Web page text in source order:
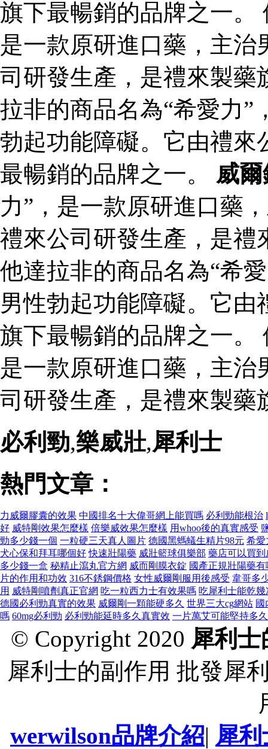
旗下最暢銷的品牌之一。
是一款原研進口藥，主
司研發生產，是禮來製藥
拉非的商品名為“希愛力”
勃起功能障礙。它由禮來
最暢銷的品牌之一。 威
力”，是一款原研進口藥
禮來公司研發生產，是禮
他達拉非的商品名為“希
男性勃起功能障礙。它
旗下最暢銷的品牌之一。
是一款原研進口藥，主
司研發生產，是禮來製藥
必利勁,樂威壯,犀利士
熱門文章：
力威爾膠囊的效果 中國排名十大偉哥網上能買嗎 必利勁能根治
好 威特剛效果怎麼樣 倍樂威效果怎麼樣 用whoo後的真實感受
勁多少錢一個 一粒硬三天真人圖片 德國黑螞蟻生精片98元 希愛
犬心保和拜耳哪個好 快速壯陽藥 威壯籃球俱樂部 藥店可以買到
多少錢一盒 秘精止瀉丸官方網 威而剛膜衣錠 國產正規壯陽藥有
片的作用和功效 316不銹鋼價格 女性威爾剛服用後感受 韋哥多
用 威特剛噴劑真正官網 吃一粒西力士有效果嗎 吃犀利士能乾幾
德國必利勁真實的效果 威爾剛一顆能硬多久 世界三大cg網站 國
嗎 60mg必利勁 必利勁能延時多久真實效 一片萬艾可能堅持多久
© Copyright 2020 犀利
犀利士的副作用 批發犀
werwilson品牌介紹| 犀